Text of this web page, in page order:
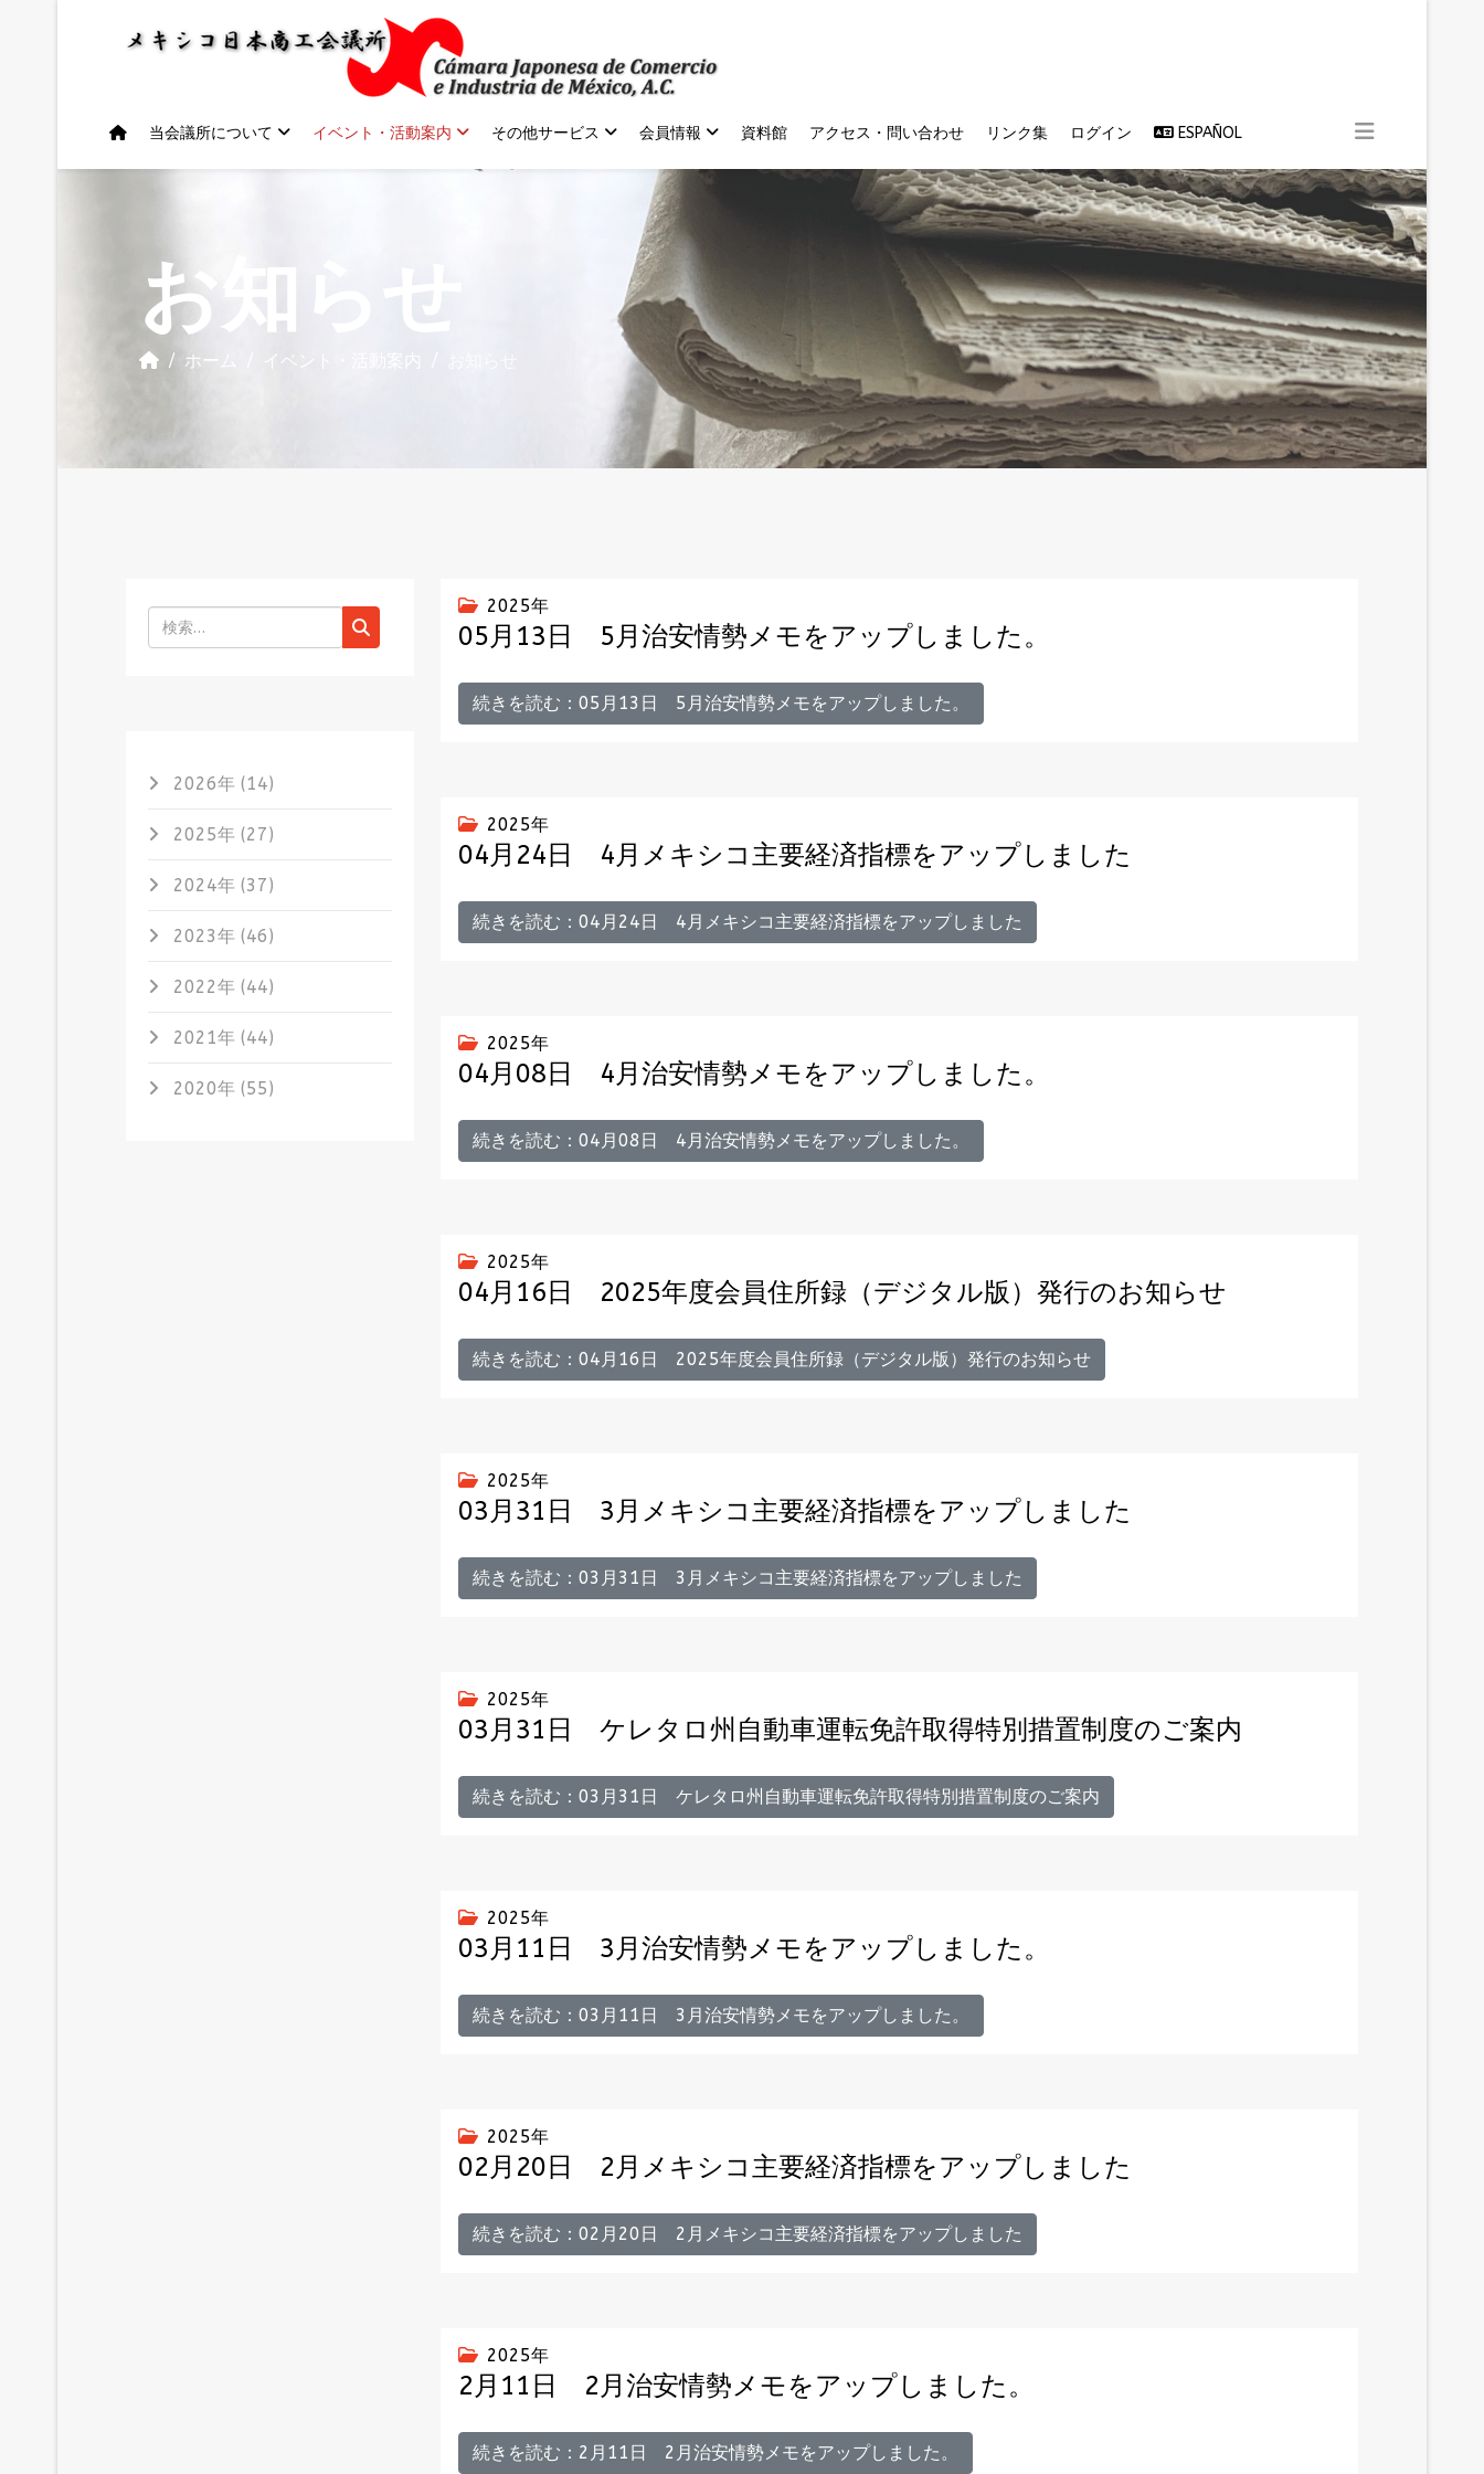
当会議所について イベント・活動案内 その他サービス 会員情報 資料館 アクセス・問い合わせ リンク集 ログイン ESPAÑOL
お知らせ
ホーム イベント・活動案内
検索
2026年 (14)
2025年 (27)
2024年 (37)
2023年 (46)
2022年 (44)
2021年 (44)
2020年 (55)
2025年
05月13日 5月治安情勢メモをアップしました。
続きを読む：05月13日 5月治安情勢メモをアップしました。
2025年
04月24日 4月メキシコ主要経済指標をアップしました
続きを読む：04月24日 4月メキシコ主要経済指標をアップしました
2025年
04月08日 4月治安情勢メモをアップしました。
続きを読む：04月08日 4月治安情勢メモをアップしました。
2025年
04月16日 2025年度会員住所録（デジタル版）発行のお知らせ
続きを読む：04月16日 2025年度会員住所録（デジタル版）発行のお知らせ
2025年
03月31日 3月メキシコ主要経済指標をアップしました
続きを読む：03月31日 3月メキシコ主要経済指標をアップしました
2025年
03月31日 ケレタロ州自動車運転免許取得特別措置制度のご案内
続きを読む：03月31日 ケレタロ州自動車運転免許取得特別措置制度のご案内
2025年
03月11日 3月治安情勢メモをアップしました。
続きを読む：03月11日 3月治安情勢メモをアップしました。
2025年
02月20日 2月メキシコ主要経済指標をアップしました
続きを読む：02月20日 2月メキシコ主要経済指標をアップしました
2025年
2月11日 2月治安情勢メモをアップしました。
続きを読む：2月11日 2月治安情勢メモをアップしました。